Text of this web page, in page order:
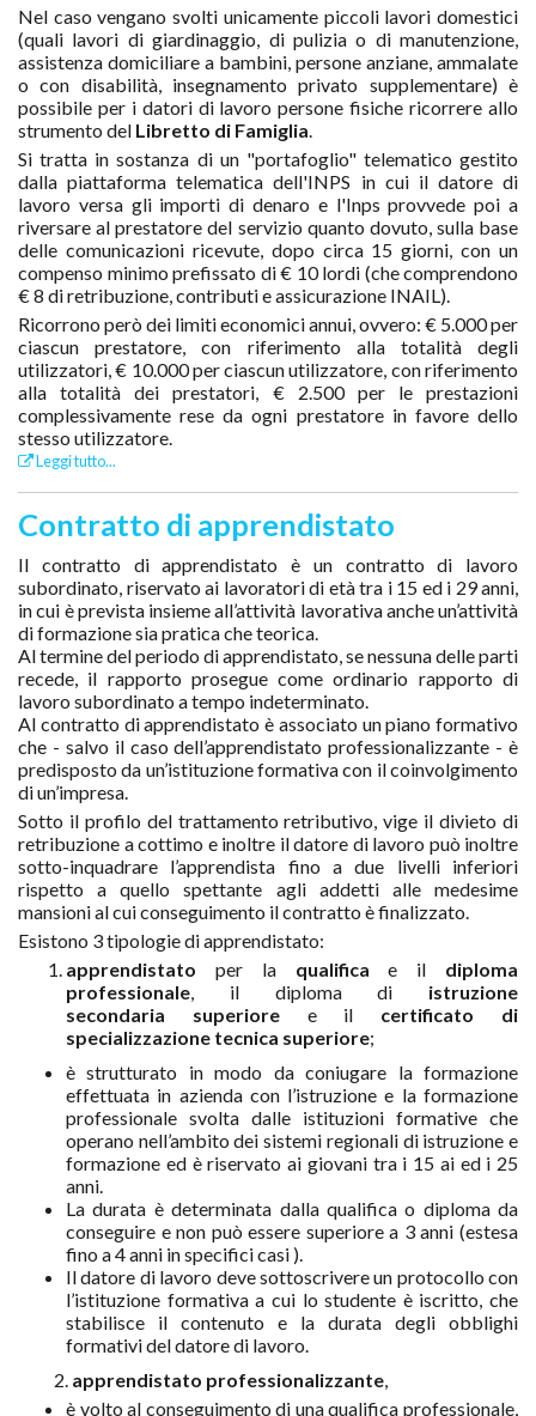
Nel caso vengano svolti unicamente piccoli lavori domestici
(quali lavori di giardinaggio, di pulizia o di manutenzione,
assistenza domiciliare a bambini, persone anziane, ammalate
o con disabilità, insegnamento privato supplementare) è
possibile per i datori di lavoro persone fisiche ricorrere allo
strumento del Libretto di Famiglia.
Si tratta in sostanza di un "portafoglio" telematico gestito
dalla piattaforma telematica dell'INPS in cui il datore di
lavoro versa gli importi di denaro e l'Inps provvede poi a
riversare al prestatore del servizio quanto dovuto, sulla base
delle comunicazioni ricevute, dopo circa 15 giorni, con un
compenso minimo prefissato di € 10 lordi (che comprendono
€ 8 di retribuzione, contributi e assicurazione INAIL).
Ricorrono però dei limiti economici annui, ovvero: € 5.000 per
ciascun prestatore, con riferimento alla totalità degli
utilizzatori, € 10.000 per ciascun utilizzatore, con riferimento
alla totalità dei prestatori, € 2.500 per le prestazioni
complessivamente rese da ogni prestatore in favore dello
stesso utilizzatore.
Leggi tutto...
Contratto di apprendistato
Il contratto di apprendistato è un contratto di lavoro
subordinato, riservato ai lavoratori di età tra i 15 ed i 29 anni,
in cui è prevista insieme all’attività lavorativa anche un’attività
di formazione sia pratica che teorica.
Al termine del periodo di apprendistato, se nessuna delle parti
recede, il rapporto prosegue come ordinario rapporto di
lavoro subordinato a tempo indeterminato.
Al contratto di apprendistato è associato un piano formativo
che - salvo il caso dell’apprendistato professionalizzante - è
predisposto da un’istituzione formativa con il coinvolgimento
di un’impresa.
Sotto il profilo del trattamento retributivo, vige il divieto di
retribuzione a cottimo e inoltre il datore di lavoro può inoltre
sotto-inquadrare l’apprendista fino a due livelli inferiori
rispetto a quello spettante agli addetti alle medesime
mansioni al cui conseguimento il contratto è finalizzato.
Esistono 3 tipologie di apprendistato:
apprendistato per laqualifica e il diploma
professionale, il diploma di istruzione
secondaria superiore e il certificato di
specializzazione tecnica superiore;
è strutturato in modo da coniugare la formazione
effettuata in azienda con l’istruzione e la formazione
professionale svolta dalle istituzioni formative che
operano nell’ambito dei sistemi regionali di istruzione e
formazione ed è riservato ai giovani tra i 15 ai ed i 25
anni.
La durata è determinata dalla qualifica o diploma da
conseguire e non può essere superiore a 3 anni (estesa
fino a 4 anni in specifici casi ).
Il datore di lavoro deve sottoscrivere un protocollo con
l’istituzione formativa a cui lo studente è iscritto, che
stabilisce il contenuto e la durata degli obblighi
formativi del datore di lavoro.
2. apprendistato professionalizzante,
è volto al conseguimento di una qualifica professionale,